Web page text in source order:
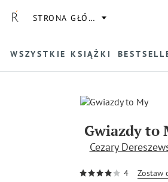
STRONA GŁÓWNA
WSZYSTKIE KSIĄŻKI
Gwiazdy to
Cezary
4 Zostaw